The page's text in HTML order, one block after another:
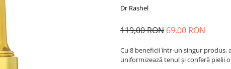
Dr Rashel
119,00 RON 69,00 RON
Cu 8 beneficii într-un singur produs,
uniformizează tenul și conferă pielii